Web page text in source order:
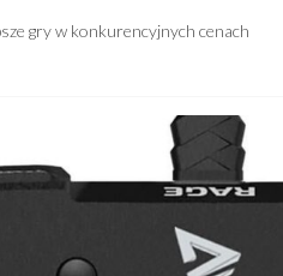
gry w konkurencyjnych cenach